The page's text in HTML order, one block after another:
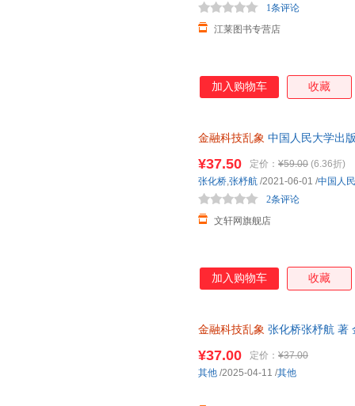
江莱图书专营店
1条评论
加入购物车 收藏
金融科技乱象 中国人民大学出
¥37.50 定价： ¥59.00 (6.36折)
文轩网旗舰店
2条评论
张化桥,张杼航 /2021-06-01 /中国人
加入购物车 收藏
金融科技乱象 张化桥张杼航 著
¥37.00 定价： ¥37.00
其他 /2025-04-11 /其他